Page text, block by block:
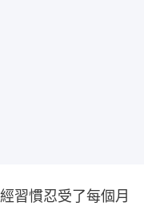
習慣忍受了每個月